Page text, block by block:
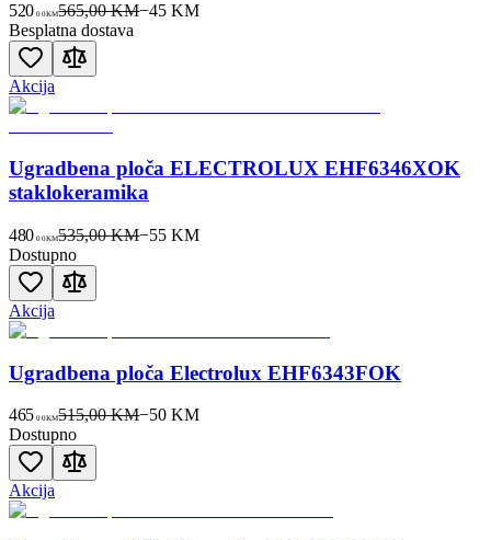
520 00KM565,00 KM−45 KM
Besplatna dostava
Akcija
Ugradbena ploča ELECTROLUX EHF6346XOK
staklokeramika
480 00KM535,00 KM−55 KM
Dostupno
Akcija
Ugradbena ploča Electrolux EHF6343FOK
465 00KM515,00 KM−50 KM
Dostupno
Akcija